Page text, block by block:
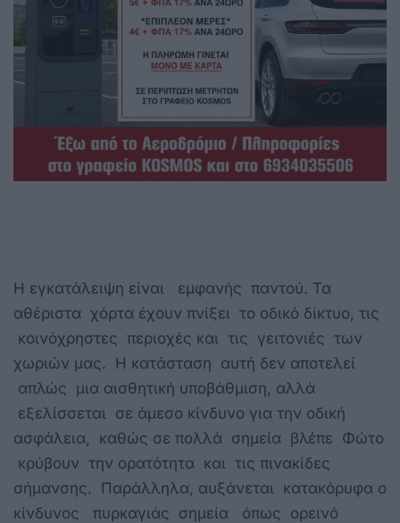
Η εγκατάλειψη είναι εμφανής παντού. Τα
αθέριστα χόρτα έχουν πνίξει το οδικό δίκτυο, τις
κοινόχρηστες περιοχές και τις γειτονιές των
χωριών μας. Η κατάσταση αυτή δεν αποτελεί
απλώς μια αισθητική υποβάθμιση, αλλά
εξελίσσεται σε άμεσο κίνδυνο για την οδική
ασφάλεια, καθώς σε πολλά σημεία βλέπε Φώτο
κρύβουν την ορατότητα και τις πινακίδες
σήμανσης. Παράλληλα, αυξάνεται κατακόρυφα ο
κίνδυνος πυρκαγιάς σημεία όπως ορεινό